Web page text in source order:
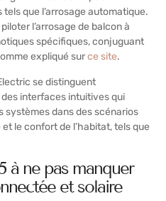
que l’arrosage automatique.
l’arrosage de balcon à
spécifiques, conjuguant
expliqué surce site.
se distinguent
interfaces intuitives qui
systèmes dans des scénarios
le confort de l’habitat, tels que
à ne pas manquer
et solaire